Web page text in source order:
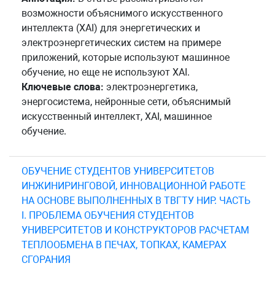
возможности объяснимого искусственного
интеллекта (XAI) для энергетических и
электроэнергетических систем на примере
приложений, которые используют машинное
обучение, но еще не используют XAI.
Ключевые слова: электроэнергетика,
энергосистема, нейронные сети, объяснимый
искусственный интеллект, XAI, машинное
обучение.
ОБУЧЕНИЕ СТУДЕНТОВ УНИВЕРСИТЕТОВ
ИНЖИНИРИНГОВОЙ, ИННОВАЦИОННОЙ РАБОТЕ
НА ОСНОВЕ ВЫПОЛНЕННЫХ В ТВГТУ НИР. ЧАСТЬ
I. ПРОБЛЕМА ОБУЧЕНИЯ СТУДЕНТОВ
УНИВЕРСИТЕТОВ И КОНСТРУКТОРОВ РАСЧЕТАМ
ТЕПЛООБМЕНА В ПЕЧАХ, ТОПКАХ, КАМЕРАХ
СГОРАНИЯ